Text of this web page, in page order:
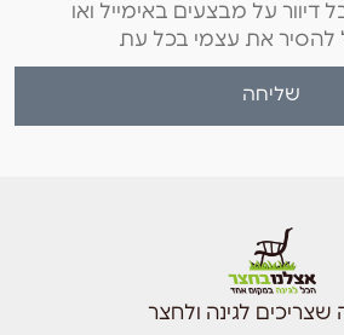
על מבצעים באימייל ואו
להסיר את עצמי בכל עת
שליחה
לגינה ולחצר